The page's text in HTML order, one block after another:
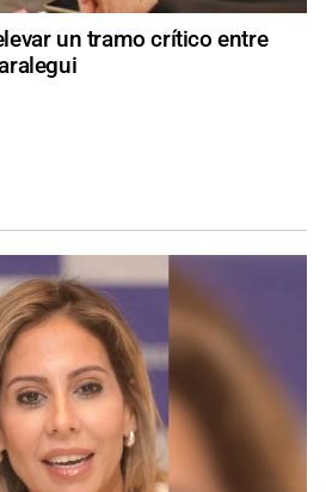
un tramo crítico entre